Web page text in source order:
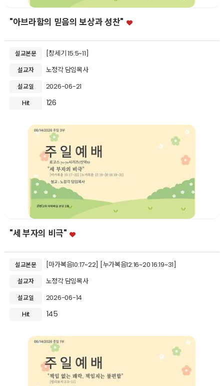
"아브라함의 믿음의 보상과 성찬"
설교본문 [창세기 15:5~11]
설교자 노정각 담임목사
설교일
2026-06-21
Hit
126
"세 부자의 비극"
설교본문 [마가복음10:17~22] [누가복음12:16~20 16:19~31]
설교자 노정각 담임목사
설교일
2026-06-14
Hit
145